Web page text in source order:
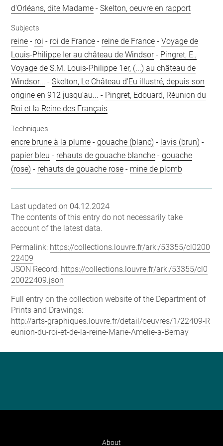
d'Orléans, dite Madame -Skelton, oeuvre en rapport
Subjects
reine - roi - roi de France - reine de France -Voyage de
Louis-Philippe Ier au château de Windsor- Pingret, E.,
Voyage de S.M. Louis-Philippe 1er, (...) au château de
Windsor... -Skelton, Le Château d'Eu illustré, depuis son
origine en 912 jusqu'au... - Pingret, Edouard, Réunion du
Roi et la Reine des Français
Techniques
encre brune à la plume -gouache (blanc) - lavis (brun) -
papier bleu - rehauts de gouache blanche -gouache
(rose) - rehauts de gouache rose - mine de plomb
Last updated on 04.12.2024
The contents of this entry do not necessarily take
account of the latest data.
Permalink: https://collections.louvre.fr/ark:/53355/cl0200
22409
JSON Record: https://collections.louvre.fr/ark:/53355/cl0
20022409.json
Full entry on the collection website of the Department of
Prints and Drawings:
http://arts-graphiques.louvre.fr/detail/oeuvres/1/22409-R
eunion-du-roi-et-de-la-reine-Marie-Amelie-a-Bernay
About